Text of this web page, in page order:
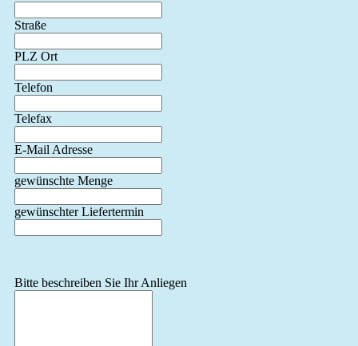
Straße
PLZ Ort
Telefon
Telefax
E-Mail Adresse
gewünschte Menge
gewünschter Liefertermin
Bitte beschreiben Sie Ihr Anliegen